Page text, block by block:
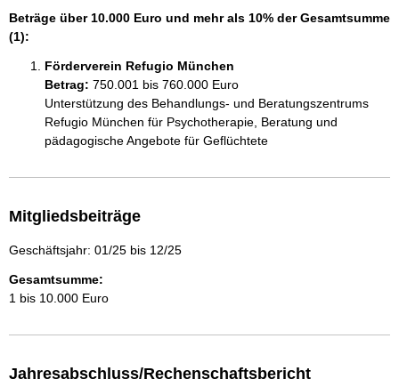
Beträge über 10.000 Euro und mehr als 10% der Gesamtsumme
(1):
Förderverein Refugio München
Betrag: 750.001 bis 760.000 Euro
Unterstützung des Behandlungs- und Beratungszentrums
Refugio München für Psychotherapie, Beratung und
pädagogische Angebote für Geflüchtete
Mitgliedsbeiträge
Geschäftsjahr: 01/25 bis 12/25
Gesamtsumme:
1 bis 10.000 Euro
Jahresabschluss/Rechenschaftsbericht